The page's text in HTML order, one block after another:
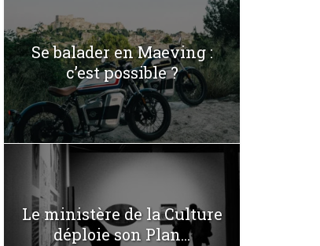
Se balader en Maeving :
c’est possible ?
Le ministère de la Culture
déploie son Plan...